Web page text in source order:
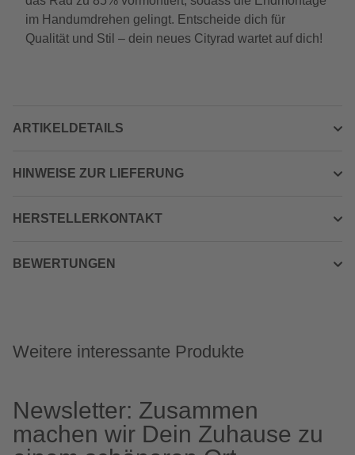
im Handumdrehen gelingt. Entscheide dich für
Qualität und Stil – dein neues Cityrad wartet auf dich!
ARTIKELDETAILS
HINWEISE ZUR LIEFERUNG
HERSTELLERKONTAKT
BEWERTUNGEN
Weitere interessante Produkte
Newsletter: Zusammen
machen wir Dein Zuhause zu